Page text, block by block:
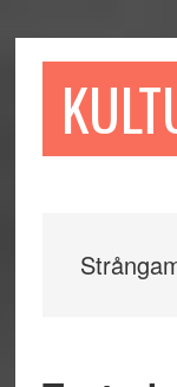
till
till
sidofältet
till